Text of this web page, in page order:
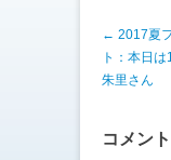
e
r
で
共
有
い
ウ
投稿ナビゲ
← 2017夏
ト：本日
朱里さん
コメン